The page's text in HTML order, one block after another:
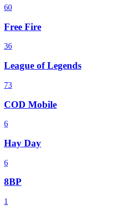
60
Free Fire
36
League of Legends
73
COD Mobile
6
Hay Day
6
8BP
1